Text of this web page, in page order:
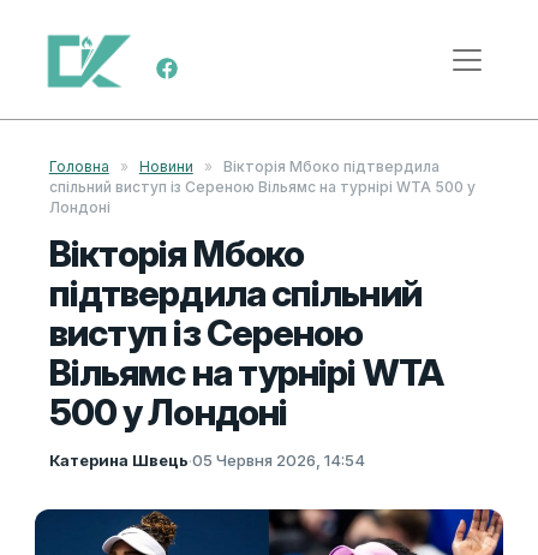
Skip to content
Main Navigation
Головна » Новини »
Вікторія Мбоко підтвердила
спільний виступ із Сереною Вільямс на турнірі WTA 500 у
Лондоні
Вікторія Мбоко
підтвердила спільний
виступ із Сереною
Вільямс на турнірі WTA
500 у Лондоні
Катерина Швець·05 Червня 2026, 14:54